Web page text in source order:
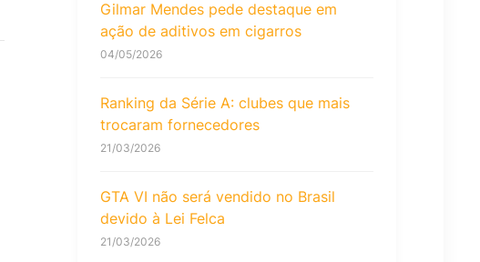
Gilmar Mendes pede destaque em
ação de aditivos em cigarros
04/05/2026
Ranking da Série A: clubes que mais
trocaram fornecedores
21/03/2026
GTA VI não será vendido no Brasil
devido à Lei Felca
21/03/2026